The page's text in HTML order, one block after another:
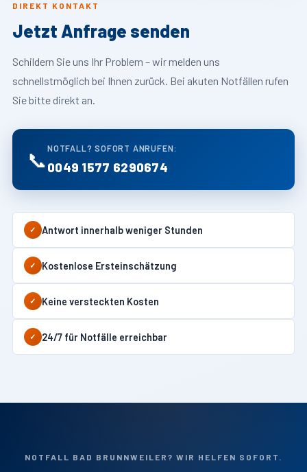
DIREKT KONTAKT
Jetzt Anfrage senden
Schildern Sie uns Ihr Problem – wir melden uns
schnellstmöglich bei Ihnen zurück. Bei akuten Notfällen rufen
Sie bitte direkt an.
📞 NOTFALL? SOFORT ANRUFEN:
0049 1577 6290674
✓ Antwort innerhalb weniger Stunden
✓ Kostenlose Ersteinschätzung
✓ Keine versteckten Kosten
✓ 24/7 für Notfälle erreichbar
NOTFALL BAD BRUNNWEILER? WIR HELFEN SOFORT.